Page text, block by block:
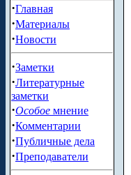
·Главная
·Материалы
·Новости
·Заметки
·Литературные
заметки
·Особое мнение
·Комментарии
·Публичные дела
·Преподаватели